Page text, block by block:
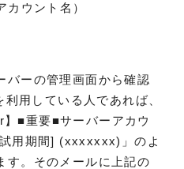
ウント名）
バーの管理画面から確認
利用している人であれば、
■重要■サーバーアカウ
用期間] (xxxxxxx)」のよ
す。そのメールに上記の